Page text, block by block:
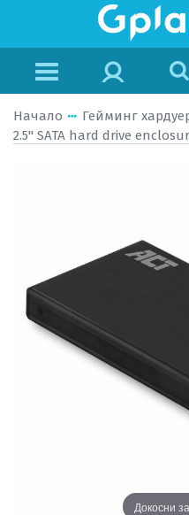
Начало Гейминг
2.5" SATA hard drive
Докосни